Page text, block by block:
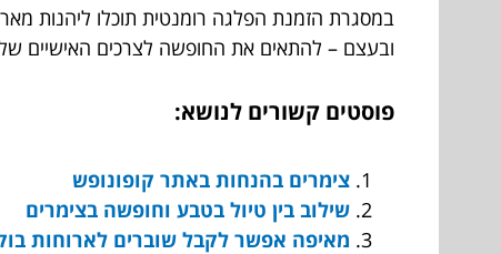
במסגרת הזמנת הפלגה רומנטית תוכלו ליהנות
ובעצם – להתאים את החופשה לצרכים האישיים
פוסטים קשורים לנושא:
צימרים בהנחות באתר קופונופש
שילוב בין טיול בטבע וחופשה בצימרים
מאיפה אפשר לקבל שוברים לארוחות